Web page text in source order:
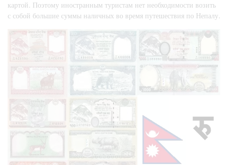
картой. Поэтому иностранным туристам нет необходимости возить
с собой большие суммы наличных во время путешествия по Непалу.